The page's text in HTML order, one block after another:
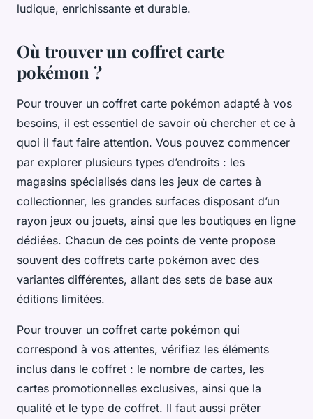
ludique, enrichissante et durable.
Où trouver un coffret carte
pokémon ?
Pour trouver un coffret carte pokémon adapté à vos
besoins, il est essentiel de savoir où chercher et ce à
quoi il faut faire attention. Vous pouvez commencer
par explorer plusieurs types d’endroits : les
magasins spécialisés dans les jeux de cartes à
collectionner, les grandes surfaces disposant d’un
rayon jeux ou jouets, ainsi que les boutiques en ligne
dédiées. Chacun de ces points de vente propose
souvent des coffrets carte pokémon avec des
variantes différentes, allant des sets de base aux
éditions limitées.
Pour trouver un coffret carte pokémon qui
correspond à vos attentes, vérifiez les éléments
inclus dans le coffret : le nombre de cartes, les
cartes promotionnelles exclusives, ainsi que la
qualité et le type de coffret. Il faut aussi prêter